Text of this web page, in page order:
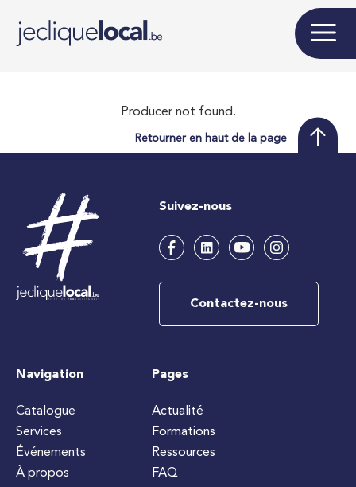
Producer not found.
Retourner en haut de la page
Suivez-nous
Contactez-nous
Navigation
Catalogue
Services
Événements
À propos
Pages
Actualité
Formations
Ressources
FAQ